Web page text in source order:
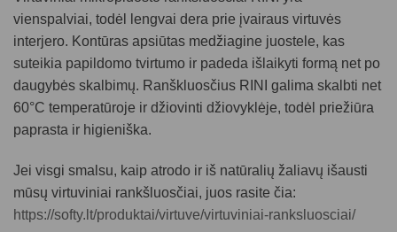
vienspalviai, todėl lengvai dera prie įvairaus virtuvės
interjero. Kontūras apsiūtas medžiagine juostele, kas
suteikia papildomo tvirtumo ir padeda išlaikyti formą net po
daugybės skalbimų. Ranškluosčius RINI galima skalbti net
60°C temperatūroje ir džiovinti džiovyklėje, todėl priežiūra
paprasta ir higieniška.
Jei visgi smalsu, kaip atrodo ir iš natūralių žaliavų išausti
mūsų virtuviniai rankšluosčiai, juos rasite čia:
https://softy.lt/produktai/virtuve/virtuviniai-ranksluosciai/